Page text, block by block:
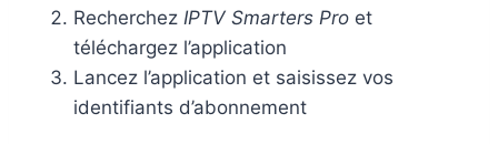
Recherchez IPTV Smarters Pro et
téléchargez l’application
Lancez l’application et saisissez vos
identifiants d’abonnement